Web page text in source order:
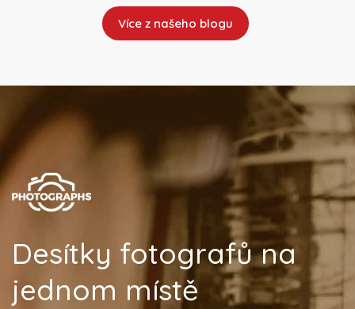
Více z našeho blogu
Desítky fotografů na
jednom místě